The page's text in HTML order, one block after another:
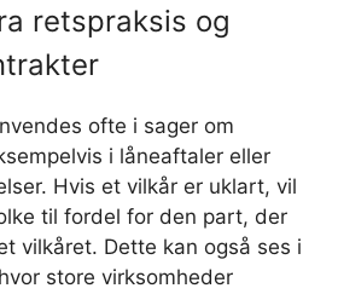
retspraksis og
ofte i sager om
i låneaftaler eller
Hvis et vilkår er uklart, vil
til fordel for den part, der
vilkåret. Dette kan også ses i
store virksomheder